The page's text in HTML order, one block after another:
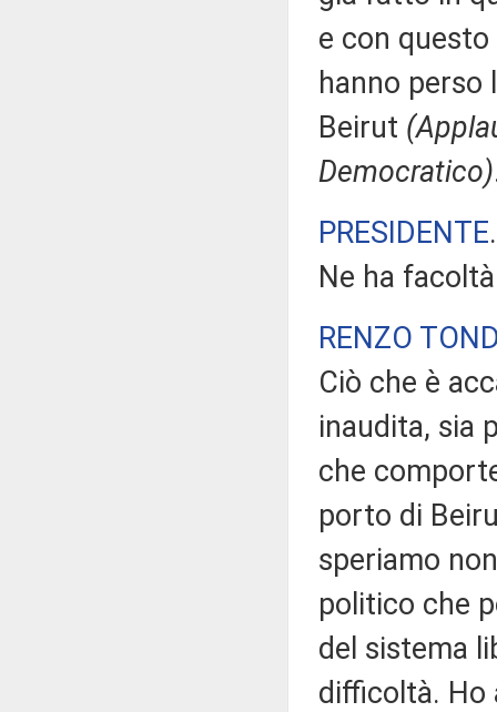
e con
hanno
Beirut
Democratico)
PRESIDENTE
Ne ha
RENZO
Ciò che è
inaudita, sia
che
porto di
speriamo
politico che
del sistema
difficoltà. Ho